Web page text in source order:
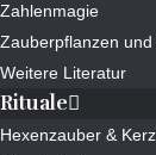
Zahlenmagie
Zauberpflanzen
Weitere Literatur
Rituale
Hexenzauber &